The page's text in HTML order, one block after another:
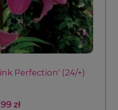
Perfection' (24/+)
zł